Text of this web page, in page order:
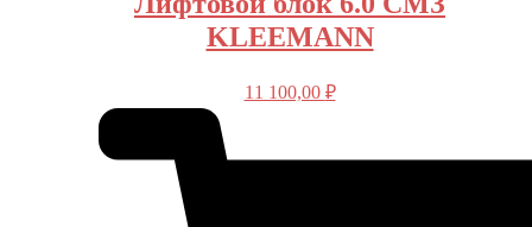
KLEEMANN
11 100,00 ₽